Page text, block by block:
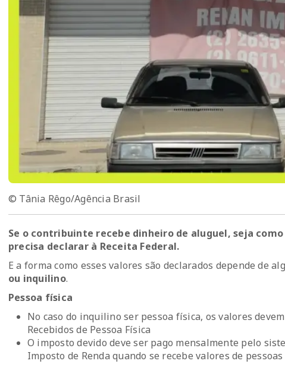
© Tânia Rêgo/Agência Brasil
Se o contribuinte recebe dinheiro de aluguel, seja
precisa declarar à Receita Federal.
E a forma como esses valores são declarados depende de
ou inquilino.
Pessoa física
No caso do inquilino ser pessoa física, os valores
Recebidos de Pessoa Física
O imposto devido deve ser pago mensalmente pelo
Imposto de Renda quando se recebe valores de